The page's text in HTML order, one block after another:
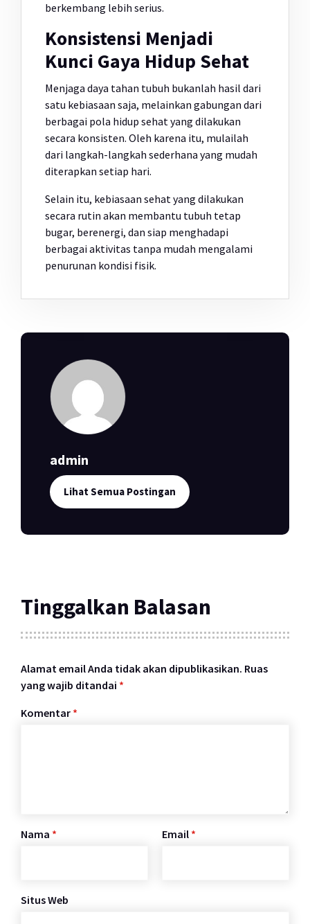
berkembang lebih serius.
Konsistensi Menjadi
Kunci Gaya Hidup Sehat
Menjaga daya tahan tubuh bukanlah hasil dari
satu kebiasaan saja, melainkan gabungan dari
berbagai pola hidup sehat yang dilakukan
secara konsisten. Oleh karena itu, mulailah
dari langkah-langkah sederhana yang mudah
diterapkan setiap hari.
Selain itu, kebiasaan sehat yang dilakukan
secara rutin akan membantu tubuh tetap
bugar, berenergi, dan siap menghadapi
berbagai aktivitas tanpa mudah mengalami
penurunan kondisi fisik.
admin
Lihat Semua Postingan
Tinggalkan Balasan
Alamat email Anda tidak akan dipublikasikan. Ruas
yang wajib ditandai *
Komentar *
Nama * Email *
Situs Web